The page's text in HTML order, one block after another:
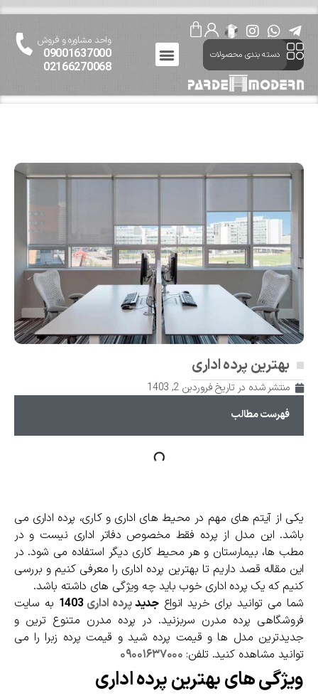
دسته بندی محصولات 09001637000
02166270068
واحد مشاوره و فروش
بهترین پرده اداری
منتشر شده در تاریخ فروردین 2, 1403
فهرست مطالب
یکی از آیتم های مهم در محیط های اداری و کاری، پرده اداری می
باشد. این مدل از پرده فقط مخصوص دفاتر اداری نیست و در
مطب ها، بیمارستان و هر محیط کاری دیگر استفاده می شود. در
این مقاله قصد داریم تا بهترین پرده اداری را معرفی کنیم و بررسی
کنیم که یک پرده اداری خوب باید چه ویژگی های داشته باشد.
شما می توانید برای خرید انواعجدیدپرده اداری 1403
به سایت
فروشگاهی پرده مدرن سربزنید. در پرده مدرن متنوع ترین و
جدیدترین مدل ها و قیمت پرده شید و قیمت پرده زبرا را می
توانید مشاهده کنید. تلفن: ۰۹۰۰۱۶۳۷۰۰۰
ویژگی های بهترین پرده اداری